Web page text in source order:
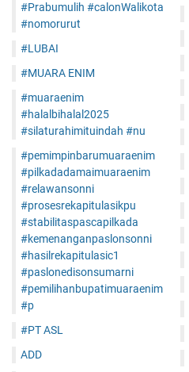
#Prabumulih #calonWalikota
#nomorurut
#LUBAI
#MUARA ENIM
#muaraenim
#halalbihalal2025
#silaturahimituindah #nu
#pemimpinbarumuaraenim
#pilkadadamaimuaraenim
#relawansonni
#prosesrekapitulasikpu
#stabilitaspascapilkada
#kemenanganpaslonsonni
#hasilrekapitulasic1
#paslonedisonsumarni
#pemilihanbupatimuaraenim
#p
#PT ASL
ADD